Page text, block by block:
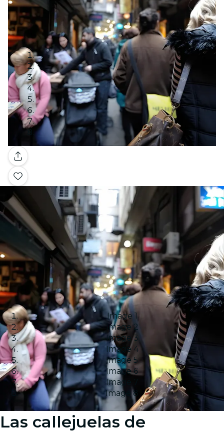
Galería
Image 1
Image 2
Image 3
Image 4
Image 5
Image 6
Image 7
Image 8
Las callejuelas de